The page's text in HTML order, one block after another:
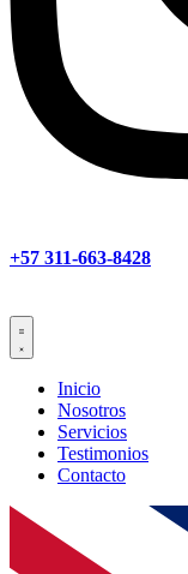
+57 311-663-8428
Inicio
Nosotros
Servicios
Testimonios
Contacto